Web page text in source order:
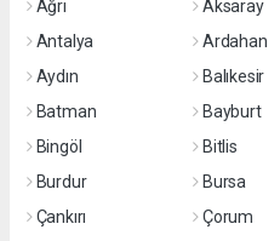
Ağrı
Aksaray
Antalya
Ardahan
Aydın
Balıkesir
Batman
Bayburt
Bingöl
Bitlis
Burdur
Bursa
Çankırı
Çorum